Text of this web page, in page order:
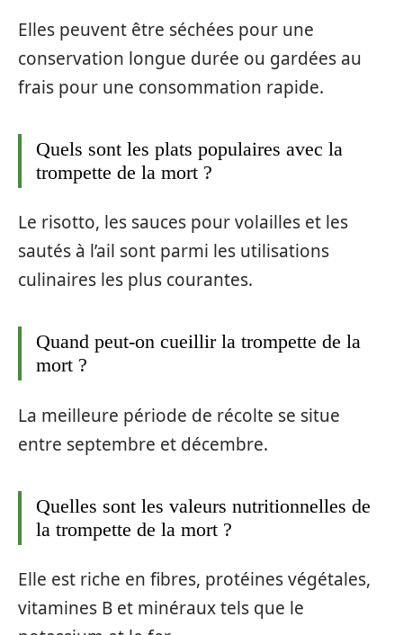
Elles peuvent être séchées pour une
conservation longue durée ou gardées au
frais pour une consommation rapide.
Quels sont les plats populaires avec la
trompette de la mort ?
Le risotto, les sauces pour volailles et les
sautés à l’ail sont parmi les utilisations
culinaires les plus courantes.
Quand peut-on cueillir la trompette de la
mort ?
La meilleure période de récolte se situe
entre septembre et décembre.
Quelles sont les valeurs nutritionnelles de
la trompette de la mort ?
Elle est riche en fibres, protéines végétales,
vitamines B et minéraux tels que le